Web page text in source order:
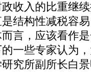
入的比重继续
结构性减税容
言，应该看作
一些专家认为
究所副所长白